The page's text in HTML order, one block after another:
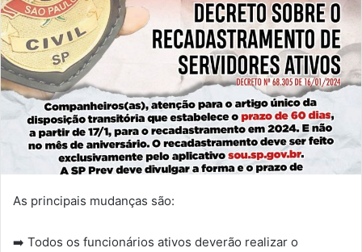
As principais mudanças são:
➡️ Todos os funcionários ativos deverão realizar o